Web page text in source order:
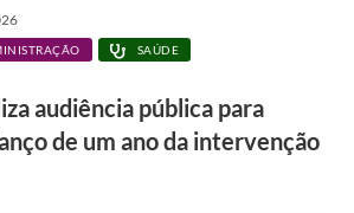
Seletivos
SAÚDE
audiência pública para
de um ano da intervenção